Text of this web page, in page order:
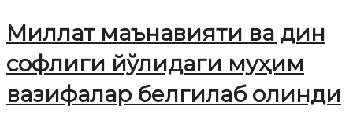
Миллат маънавияти ва дин
софлиги йўлидаги муҳим
вазифалар белгилаб олинди